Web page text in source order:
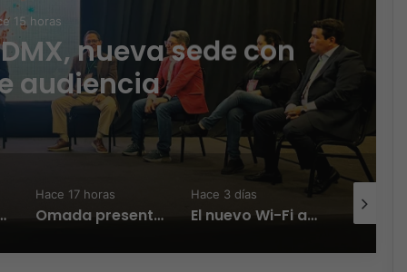
15 horas
nueva sede con
audiencia
Manager para México
Hace 17 horas
Omada presenta los nuevos Fusion Gateways que simplifican la implementación, reducen costos y aumentan la eficiencia operativa
Hace 3 días
El nuevo Wi-Fi ahora piensa, la IA transforma la conexión del día a día